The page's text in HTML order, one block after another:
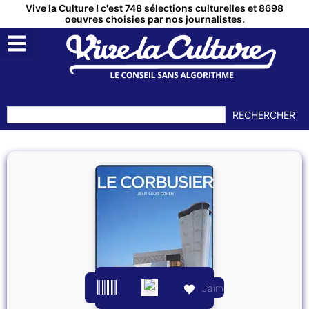
Vive la Culture ! c'est 748 sélections culturelles et 8698
oeuvres choisies par nos journalistes.
RECHERCHER
J’aime